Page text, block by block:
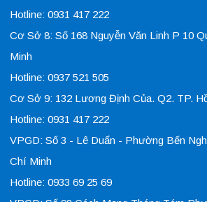
Hotline: 0931 417 222
Cơ Sở 8: Số 168 Nguyễn Văn Linh P 10
Minh
Hotline: 0937 521 505
Cơ Sở 9: 132 Lương Định Của. Q2. TP.
Hotline: 0931 417 222
VPGD: Số 3 - Lê Duẩn - Phường Bến
Chí Minh
Hotline: 0933 69 25 69